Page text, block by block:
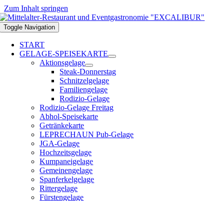
Zum Inhalt springen
Toggle Navigation
START
GELAGE-SPEISEKARTE
Aktionsgelage
Steak-Donnerstag
Schnitzelgelage
Familiengelage
Rodizio-Gelage
Rodizio-Gelage Freitag
Abhol-Speisekarte
Getränkekarte
LEPRECHAUN Pub-Gelage
JGA-Gelage
Hochzeitsgelage
Kumpaneigelage
Gemeinengelage
Spanferkelgelage
Rittergelage
Fürstengelage